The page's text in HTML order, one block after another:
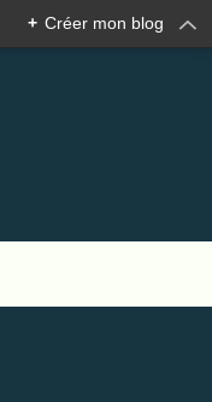
+ Créer mon blog